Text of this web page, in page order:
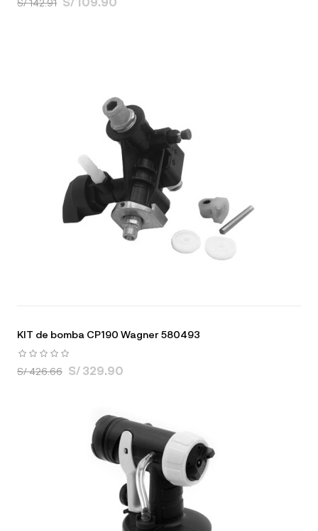
S/ 142.91
KIT de bomba CP190 Wagner 580493
S/ 426.66 S/ 329.90